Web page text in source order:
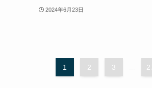
2024年6月23日
1 2 3